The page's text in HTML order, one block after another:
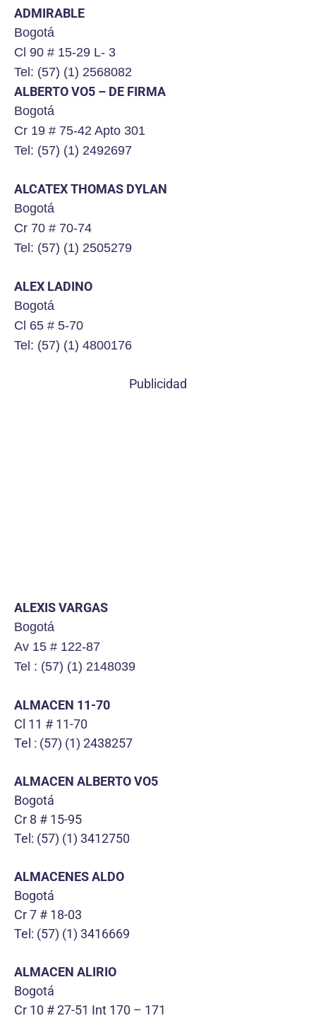
ADMIRABLE
Bogotá
Cl 90 # 15-29 L- 3
Tel: (57) (1) 2568082
ALBERTO VO5 – DE FIRMA
Bogotá
Cr 19 # 75-42 Apto 301
Tel: (57) (1) 2492697
ALCATEX THOMAS DYLAN
Bogotá
Cr 70 # 70-74
Tel: (57) (1) 2505279
ALEX LADINO
Bogotá
Cl 65 # 5-70
Tel: (57) (1) 4800176
Publicidad
ALEXIS VARGAS
Bogotá
Av 15 # 122-87
Tel : (57) (1) 2148039
ALMACEN 11-70
Cl 11 # 11-70
Tel : (57) (1) 2438257
ALMACEN ALBERTO VO5
Bogotá
Cr 8 # 15-95
Tel: (57) (1) 3412750
ALMACENES ALDO
Bogotá
Cr 7 # 18-03
Tel: (57) (1) 3416669
ALMACEN ALIRIO
Bogotá
Cr 10 # 27-51 Int 170 – 171